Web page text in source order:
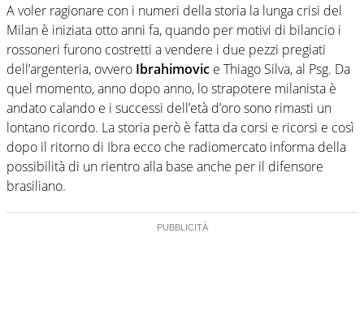
A voler ragionare con i numeri della storia la lunga crisi del
Milan è iniziata otto anni fa, quando per motivi di bilancio i
rossoneri furono costretti a vendere i due pezzi pregiati
dell’argenteria, ovvero Ibrahimovic e Thiago Silva, al Psg. Da
quel momento, anno dopo anno, lo strapotere milanista è
andato calando e i successi dell’età d’oro sono rimasti un
lontano ricordo. La storia però è fatta da corsi e ricorsi e così
dopo il ritorno di Ibra ecco che radiomercato informa della
possibilità di un rientro alla base anche per il difensore
brasiliano.